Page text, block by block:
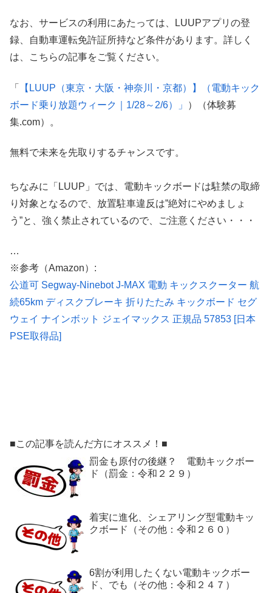
なお、サービスの利用にあたっては、LUUPアプリの登
録、自動車運転免許証所持など条件があります。詳しく
は、こちらの記事をご覧ください。
「
【LUUP（東京・大阪・神奈川・京都）】（電動キック
ボード乗り放題ウィーク｜1/28～2/6）」
）（体験募
集.com）。
無料で未来を先取りするチャンスです。
ちなみに「LUUP」では、電動キックボードは駐禁の取締
り対象となるので、放置駐車違反は”絶対にやめましょ
う”と、強く禁止されているので、ご注意ください・・・
…
※参考（Amazon）:
公道可 Segway-Ninebot J-MAX 電動 キックスクーター 航
続65km ディスクブレーキ 折りたたみ キックボード セグ
ウェイ ナインボット ジェイマックス 正規品 57853 [日本
PSE取得品]
■この記事を読んだ方にオススメ！■
罰金も原付の後継？ 電動キックボー
ド（罰金：令和２２９）
着実に進化、シェアリング型電動キッ
クボード（その他：令和２６０）
6割が利用したくない電動キックボー
ド、でも（その他：令和２４７）